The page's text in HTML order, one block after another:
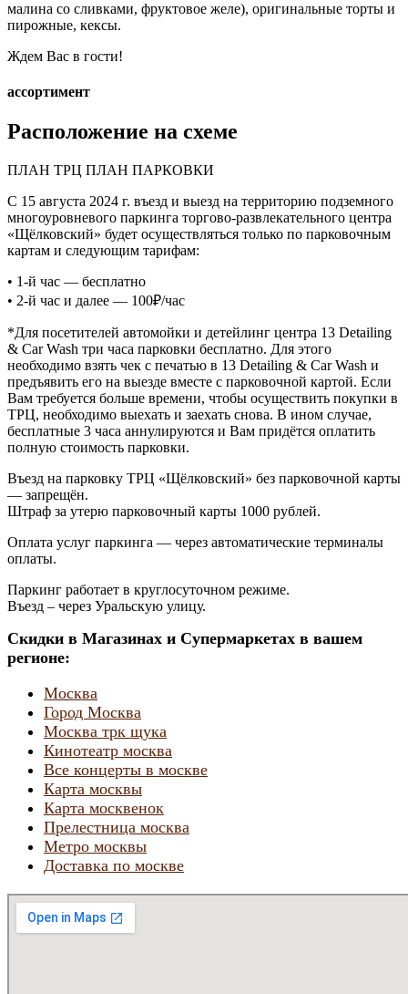
малина со сливками, фруктовое желе), оригинальные торты и
пирожные, кексы.
Ждем Вас в гости!
ассортимент
Расположение на схеме
ПЛАН ТРЦ ПЛАН ПАРКОВКИ
С 15 августа 2024 г. въезд и выезд на территорию подземного
многоуровневого паркинга торгово-развлекательного центра
«Щёлковский» будет осуществляться только по парковочным
картам и следующим тарифам:
• 1-й час — бесплатно
• 2-й час и далее — 100₽/час
*Для посетителей автомойки и детейлинг центра 13 Detailing
& Car Wash три часа парковки бесплатно. Для этого
необходимо взять чек с печатью в 13 Detailing & Car Wash и
предъявить его на выезде вместе с парковочной картой. Если
Вам требуется больше времени, чтобы осуществить покупки в
ТРЦ, необходимо выехать и заехать снова. В ином случае,
бесплатные 3 часа аннулируются и Вам придётся оплатить
полную стоимость парковки.
Въезд на парковку ТРЦ «Щёлковский» без парковочной карты
— запрещён.
Штраф за утерю парковочный карты 1000 рублей.
Оплата услуг паркинга — через автоматические терминалы
оплаты.
Паркинг работает в круглосуточном режиме.
Въезд – через Уральскую улицу.
Скидки в Магазинах и Супермаркетах в вашем
регионе:
Москва
Город Москва
Москва трк щука
Кинотеатр москва
Все концерты в москве
Карта москвы
Карта москвенок
Прелестница москва
Метро москвы
Доставка по москве